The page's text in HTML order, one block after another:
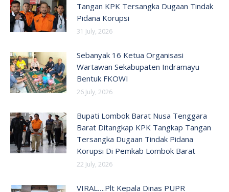
Tangan KPK Tersangka Dugaan Tindak
Pidana Korupsi
31 July, 2026
Sebanyak 16 Ketua Organisasi
Wartawan Sekabupaten Indramayu
Bentuk FKOWI
26 July, 2026
Bupati Lombok Barat Nusa Tenggara
Barat Ditangkap KPK Tangkap Tangan
Tersangka Dugaan Tindak Pidana
Korupsi Di Pemkab Lombok Barat
22 July, 2026
VIRAL….Plt Kepala Dinas PUPR